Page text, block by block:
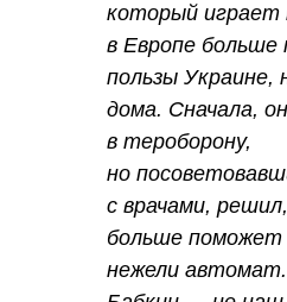
который играет
в Европе больше
пользы Украине,
дома. Сначала,
в тероборону,
но
с врачами,
больше поможет
нежели